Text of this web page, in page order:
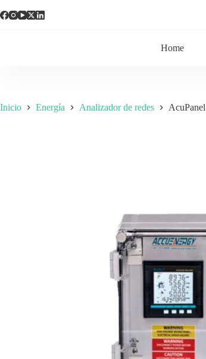
Home
Inicio Energía Analizador de redes